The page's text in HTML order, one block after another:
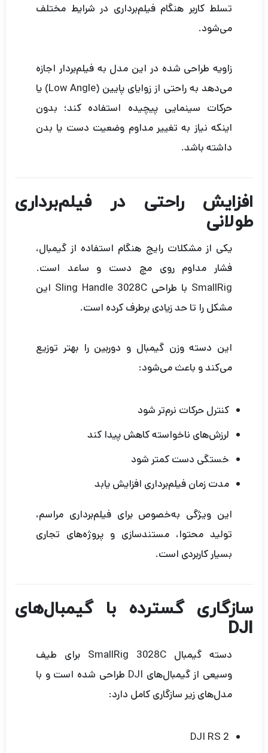
تسلط کاربر هنگام فیلم‌برداری در شرایط مختلف
می‌شود.
زاویه طراحی شده در این مدل به فیلم‌بردار اجازه
می‌دهد به راحتی از زوایای پایین (Low Angle) یا
حرکات سینمایی پیچیده استفاده کند؛ بدون
اینکه نیاز به تغییر مداوم وضعیت دست یا بدن
داشته باشد.
افزایش راحتی در فیلم‌برداری
طولانی
یکی از مشکلات رایج هنگام استفاده از گیمبال،
فشار مداوم روی مچ دست و ساعد است.
SmallRig با طراحی Sling Handle 3028C این
مشکل را تا حد زیادی برطرف کرده است.
این دسته وزن گیمبال و دوربین را بهتر توزیع
می‌کند و باعث می‌شود:
کنترل حرکات نرم‌تر شود
لرزش‌های ناخواسته کاهش پیدا کند
خستگی دست کمتر شود
مدت زمان فیلم‌برداری افزایش یابد
این ویژگی به‌خصوص برای فیلم‌برداری مراسم،
تولید محتوا، مستندسازی و پروژه‌های تجاری
بسیار کاربردی است.
سازگاری گسترده با گیمبال‌های
DJI
دسته گیمبال SmallRig 3028C برای طیف
وسیعی از گیمبال‌های DJI طراحی شده است و با
مدل‌های زیر سازگاری کامل دارد:
DJI RS 2